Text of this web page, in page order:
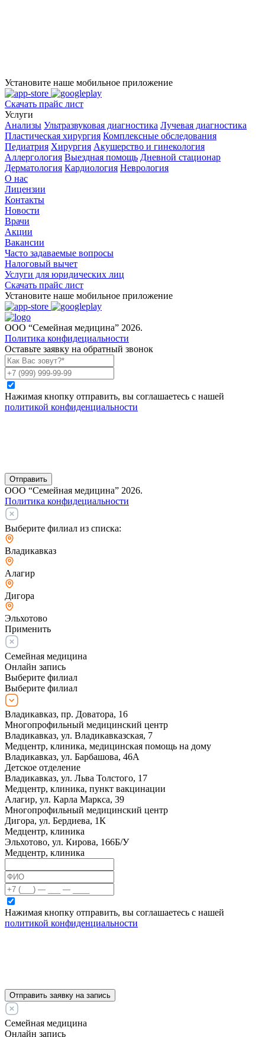
Установите наше мобильное приложение
Скачать прайс лист
Услуги
Анализы Ультразвуковая диагностика Лучевая диагностика
Пластическая хирургия Комплексные обследования
Педиатрия Хирургия Акушерство и гинекология
Аллергология Выездная помощь Дневной стационар
Дерматология Кардиология Неврология
О нас
Лицензии
Контакты
Новости
Врачи
Акции
Вакансии
Часто задаваемые вопросы
Налоговый вычет
Услуги для юридических лиц
Скачать прайс лист
Установите наше мобильное приложение
ООО “Семейная медицина” 2026.
Политика конфидециальности
Оставьте заявку на обратный звонок
Нажимая кнопку отправить, вы соглашаетесь с нашей
политикой конфиденциальности
Отправить
ООО “Семейная медицина” 2026.
Политика конфидециальности
Выберите филиал из списка:
Владикавказ
Алагир
Дигора
Эльхотово
Применить
Семейная медицина
Онлайн запись
Выберите филиал
Выберите филиал
Владикавказ, пр. Доватора, 16
Многопрофильный медицинский центр
Владикавказ, ул. Владикавказская, 7
Медцентр, клиника, медицинская помощь на дому
Владикавказ, ул. Барбашова, 46А
Детское отделение
Владикавказ, ул. Льва Толстого, 17
Медцентр, клиника, пункт вакцинации
Алагир, ул. Карла Маркса, 39
Многопрофильный медицинский центр
Дигора, ул. Бердиева, 1К
Медцентр, клиника
Эльхотово, ул. Кирова, 166Б/У
Медцентр, клиника
Нажимая кнопку отправить, вы соглашаетесь с нашей
политикой конфиденциальности
Отправить заявку на запись
Семейная медицина
Онлайн запись